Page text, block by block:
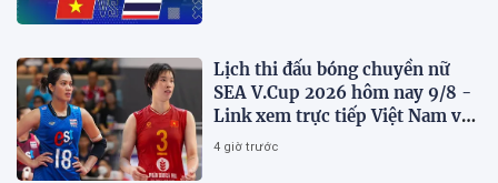
Lịch thi đấu bóng chuyền nữ
SEA V.Cup 2026 hôm nay 9/8 -
Link xem trực tiếp Việt Nam vs
Thái Lan
4 giờ trước